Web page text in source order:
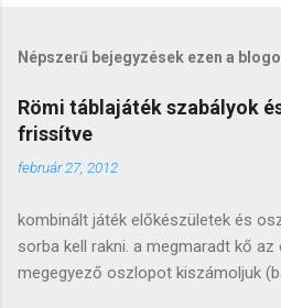
Népszerű bejegyzések ezen a
Römi táblajáték szabályok
frissítve
február 27, 2012
kombinált játék előkészületek és
sorba kell rakni. a megmaradt kő
megegyező oszlopot kiszámoljuk